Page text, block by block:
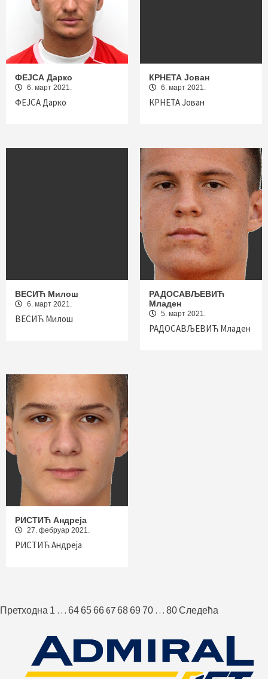
ФЕЈСА Дарко
6. март 2021.
ФЕЈСА Дарко
КРНЕТА Јован
6. март 2021.
КРНЕТА Јован
ВЕСИЋ Милош
6. март 2021.
ВЕСИЋ Милош
РАДОСАВЉЕВИЋ
Младен
5. март 2021.
РАДОСАВЉЕВИЋ Младен
РИСТИЋ Андреја
27. фебруар 2021.
РИСТИЋ Андреја
Пагинација
чланака
Претходна 1 … 646566676869 70 … 80Следећа